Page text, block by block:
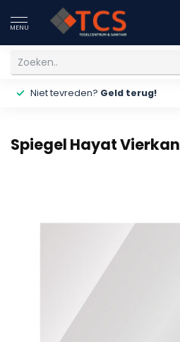
MENU
Niet tevreden? Geld terug!
Spiegel Hayat